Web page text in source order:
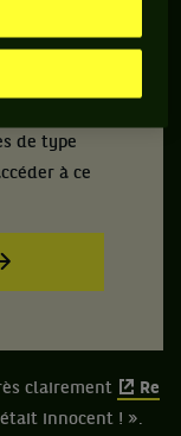
de type
à ce
clairement
Re
innocent ! ».